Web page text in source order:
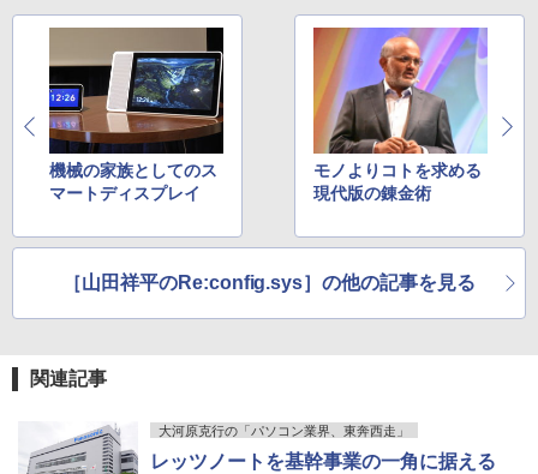
￥1,650
【幼児ドリル部門ランキング第1位】 学
習参考書 問題集 プリント ドリル 手先 て
さき 遊び「はじめての七田式プリント」
￥8,800
魔女と傭兵（9） 【電子書籍】[ 宮木真人
]
￥14,990
【2026年アップグレード版】AOKIMI ワイヤ
レスイヤホン bluetooth イヤホン V12 小型
軽量 ブルートゥースHi-Fi 最大36時間再生 ぶ
るーとゅーす コードレス ENCノイズキャン
セリング 自動ペアリング Type-C充電 マイク
学/WEB会議 6.0(オフホワイト)
￥2,599
￥3,480
On My Road (Stadium ver.)
￥250
￥1,117
by Amazon 炭酸水 ラベルレス 500ml ×24本
強炭酸水 ペットボトル 500ミリリットル (Sm
art Basic)
コカ・コーラ やかんの麦茶 from 爽健美茶 ラ
￥594
HUNTER×HUNTER モノクロ版 39 (ジャンプ
コミックスDIGITAL)
￥572
版ビッグガンガンコミックス)
機械の家族としてのス
マートディスプレイ
モノよりコトを求める
現代版の錬金術
［山田祥平のRe:config.sys］の他の記事を見る
関連記事
大河原克行の「パソコン業界、東奔西走」
レッツノートを基幹事業の一角に据える